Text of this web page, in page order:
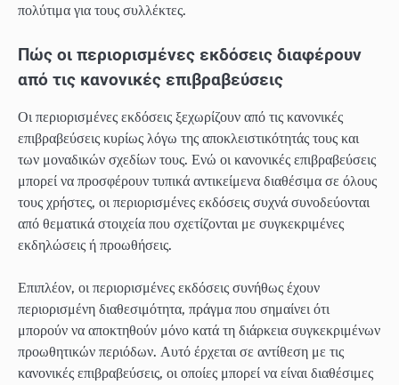
πολύτιμα για τους συλλέκτες.
Πώς οι περιορισμένες εκδόσεις διαφέρουν
από τις κανονικές επιβραβεύσεις
Οι περιορισμένες εκδόσεις ξεχωρίζουν από τις κανονικές
επιβραβεύσεις κυρίως λόγω της αποκλειστικότητάς τους και
των μοναδικών σχεδίων τους. Ενώ οι κανονικές επιβραβεύσεις
μπορεί να προσφέρουν τυπικά αντικείμενα διαθέσιμα σε όλους
τους χρήστες, οι περιορισμένες εκδόσεις συχνά συνοδεύονται
από θεματικά στοιχεία που σχετίζονται με συγκεκριμένες
εκδηλώσεις ή προωθήσεις.
Επιπλέον, οι περιορισμένες εκδόσεις συνήθως έχουν
περιορισμένη διαθεσιμότητα, πράγμα που σημαίνει ότι
μπορούν να αποκτηθούν μόνο κατά τη διάρκεια συγκεκριμένων
προωθητικών περιόδων. Αυτό έρχεται σε αντίθεση με τις
κανονικές επιβραβεύσεις, οι οποίες μπορεί να είναι διαθέσιμες